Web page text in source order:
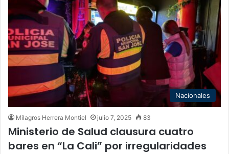
Nacionales
Milagros Herrera Montiel julio 7, 2025 83
Ministerio de Salud clausura cuatro
bares en “La Cali” por irregularidades